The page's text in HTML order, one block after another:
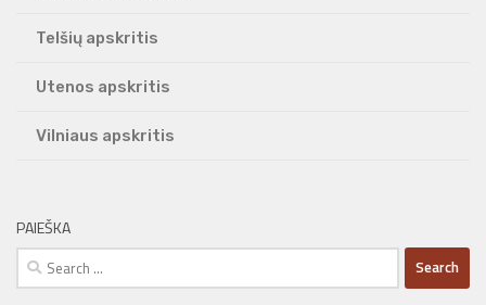
Telšių apskritis
Utenos apskritis
Vilniaus apskritis
PAIEŠKA
Search
for: